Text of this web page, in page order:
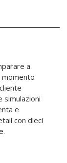
a
momento
e
con dieci